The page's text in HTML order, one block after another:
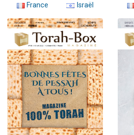
France
Israël